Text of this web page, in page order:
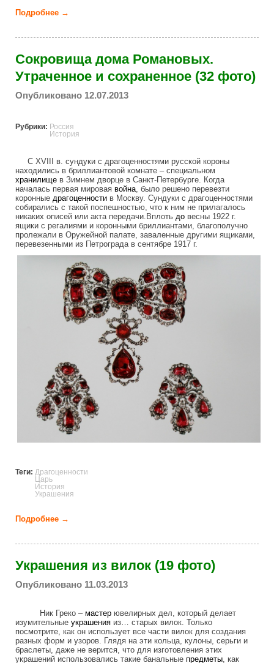
Подробнее →
Сокровища дома Романовых.
Утраченное и сохраненное (32 фото)
Опубликовано 12.07.2013
Рубрики: Россия
История
С XVIII в. сундуки с драгоценностями русской короны
находились в бриллиантовой комнате – специальном
хранилище в Зимнем дворце в Санкт-Петербурге. Когда
началась первая мировая война , было решено перевезти
коронные драгоценности в Москву. Сундуки с драгоценностями
собирались с такой поспешностью, что к ним не прилагалось
никаких описей или акта передачи.Вплоть до весны 1922 г.
ящики с регалиями и коронными бриллиантами, благополучно
пролежали в Оружейной палате, заваленные другими ящиками,
перевезенными из Петрограда в сентябре 1917 г.
Теги: Драгоценности
Царь
История
Украшения
Подробнее →
Украшения из вилок (19 фото)
Опубликовано 11.03.2013
Ник Греко – мастер ювелирных дел, который делает
изумительные украшения из… старых вилок. Только
посмотрите, как он использует все части вилок для создания
разных форм и узоров. Глядя на эти кольца, кулоны, серьги и
браслеты, даже не верится, что для изготовления этих
украшений использовались такие банальные предметы , как